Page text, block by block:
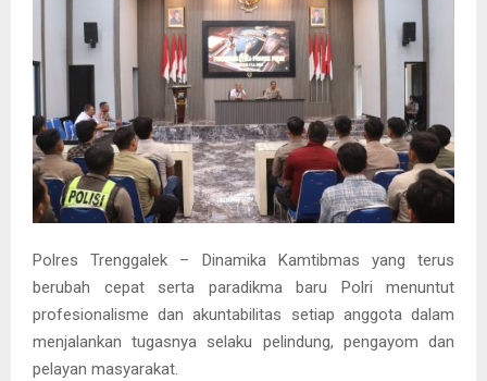
Polres Trenggalek – Dinamika Kamtibmas yang terus
berubah cepat serta paradikma baru Polri menuntut
profesionalisme dan akuntabilitas setiap anggota dalam
menjalankan tugasnya selaku pelindung, pengayom dan
pelayan masyarakat.